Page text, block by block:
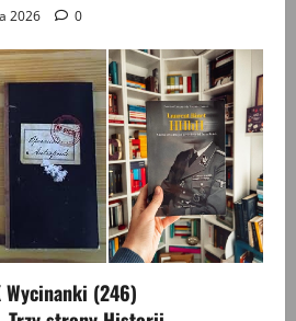
2026 0
Wycinanki (246)